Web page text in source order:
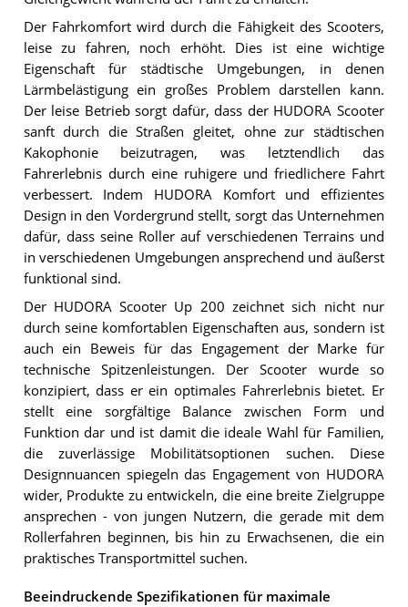
Der Fahrkomfort wird durch die Fähigkeit des Scooters,
leise zu fahren, noch erhöht. Dies ist eine wichtige
Eigenschaft für städtische Umgebungen, in denen
Lärmbelästigung ein großes Problem darstellen kann.
Der leise Betrieb sorgt dafür, dass der HUDORA Scooter
sanft durch die Straßen gleitet, ohne zur städtischen
Kakophonie beizutragen, was letztendlich das
Fahrerlebnis durch eine ruhigere und friedlichere Fahrt
verbessert. Indem HUDORA Komfort und effizientes
Design in den Vordergrund stellt, sorgt das Unternehmen
dafür, dass seine Roller auf verschiedenen Terrains und
in verschiedenen Umgebungen ansprechend und äußerst
funktional sind.
Der HUDORA Scooter Up 200 zeichnet sich nicht nur
durch seine komfortablen Eigenschaften aus, sondern ist
auch ein Beweis für das Engagement der Marke für
technische Spitzenleistungen. Der Scooter wurde so
konzipiert, dass er ein optimales Fahrerlebnis bietet. Er
stellt eine sorgfältige Balance zwischen Form und
Funktion dar und ist damit die ideale Wahl für Familien,
die zuverlässige Mobilitätsoptionen suchen. Diese
Designnuancen spiegeln das Engagement von HUDORA
wider, Produkte zu entwickeln, die eine breite Zielgruppe
ansprechen - von jungen Nutzern, die gerade mit dem
Rollerfahren beginnen, bis hin zu Erwachsenen, die ein
praktisches Transportmittel suchen.
Beeindruckende Spezifikationen für maximale